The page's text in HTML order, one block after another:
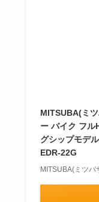
MITSUBA(ミ
ー バイク フル
グシップモデ
EDR-22G
MITSUBA(ミツバ